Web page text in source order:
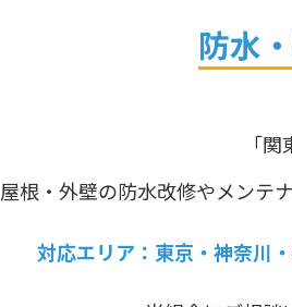
防水
「
屋根・外壁の防水改修やメンテ
対応エリア：東京・神奈川